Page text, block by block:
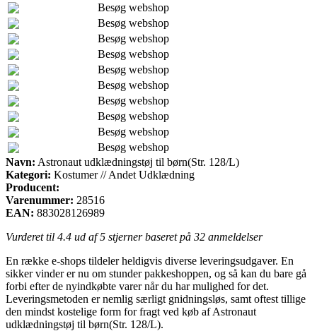
Besøg webshop
Besøg webshop
Besøg webshop
Besøg webshop
Besøg webshop
Besøg webshop
Besøg webshop
Besøg webshop
Besøg webshop
Besøg webshop
Navn: Astronaut udklædningstøj til børn(Str. 128/L)
Kategori: Kostumer // Andet Udklædning
Producent:
Varenummer: 28516
EAN: 883028126989
Vurderet til 4.4 ud af 5 stjerner baseret på 32 anmeldelser
En række e-shops tildeler heldigvis diverse leveringsudgaver. En
sikker vinder er nu om stunder pakkeshoppen, og så kan du bare gå
forbi efter de nyindkøbte varer når du har mulighed for det.
Leveringsmetoden er nemlig særligt gnidningsløs, samt oftest tillige
den mindst kostelige form for fragt ved køb af Astronaut
udklædningstøj til børn(Str. 128/L).